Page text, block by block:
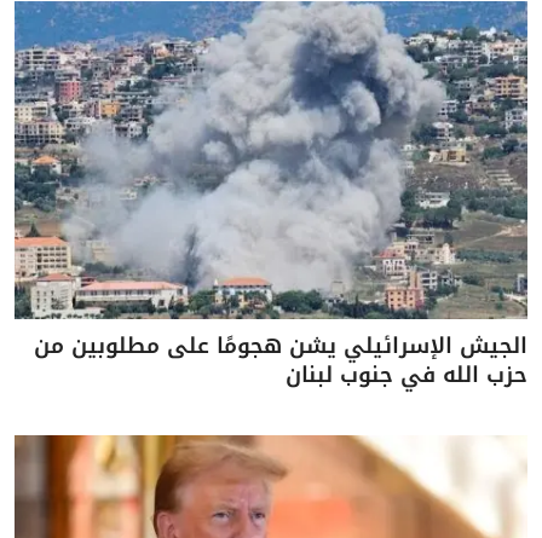
الجيش الإسرائيلي يشن هجومًا على مطلوبين من
حزب الله في جنوب لبنان